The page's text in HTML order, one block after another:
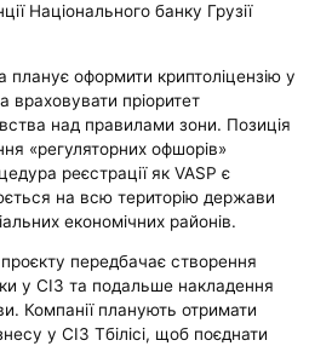
Національного банку Грузії
оформити криптоліцензію у
враховувати пріоритет
над правилами зони. Позиція
«регуляторних офшорів»
реєстрації як VASP є
на всю територію держави
економічних районів.
передбачає створення
у СІЗ та подальше накладення
Компанії планують отримати
у СІЗ Тбілісі, щоб поєднати